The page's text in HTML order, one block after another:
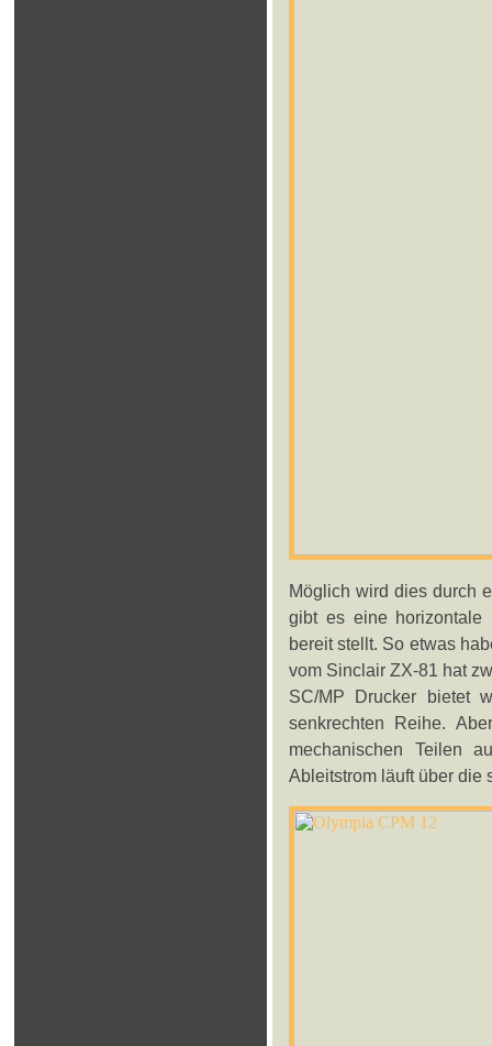
Möglich wird dies durch
gibt es eine horizontale
bereit stellt. So etwas
vom Sinclair ZX-81 hat
SC/MP Drucker bietet
senkrechten Reihe.
mechanischen Teilen
Ableitstrom läuft über die